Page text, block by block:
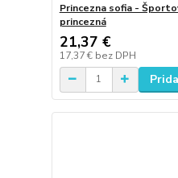
Princezna sofia -
princezná
21,37 €
17,37 € bez DPH